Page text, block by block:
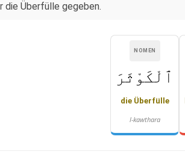
die Überfülle gegeben.
NOMEN
ٱلْكَوْثَرَ
die Überfülle
l-kawthara